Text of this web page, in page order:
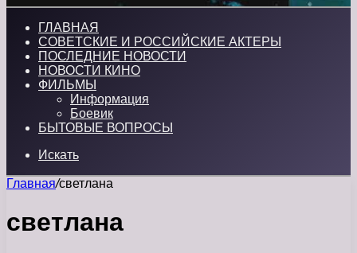
ГЛАВНАЯ
СОВЕТСКИЕ И РОССИЙСКИЕ АКТЕРЫ
ПОСЛЕДНИЕ НОВОСТИ
НОВОСТИ КИНО
ФИЛЬМЫ
Информация
Боевик
БЫТОВЫЕ ВОПРОСЫ
Искать
Главная/светлана
светлана